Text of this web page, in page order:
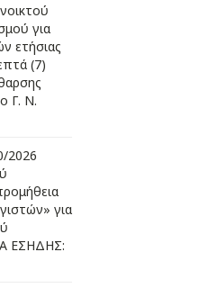
για
ετήσιας
(7)
Γ. Ν.
2026
για
ΕΣΗΔΗΣ: